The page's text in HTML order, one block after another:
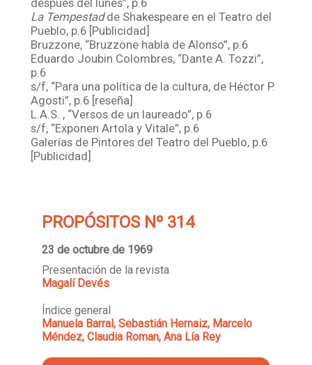
La Tempestadde Shakespeare en el Teatro del
Pueblo, p.6 [Publicidad]
Bruzzone, “Bruzzone habla de Alonso”, p.6
Eduardo Joubin Colombres, “Dante A. Tozzi”,
p.6
s/f, “Para una política de la cultura, de Héctor P.
Agosti”, p.6 [reseña]
L.A.S. , “Versos de un laureado”, p.6
s/f, “Exponen Artola y Vitale”, p.6
Galerías de Pintores del Teatro del Pueblo, p.6
[Publicidad]
PROPÓSITOS Nº 314
23 de octubre de 1969
Presentación de la revista
Magalí Devés
Índice general
Manuela Barral, Sebastián Hernaiz, Marcelo
Méndez, Claudia Roman, Ana Lía Rey